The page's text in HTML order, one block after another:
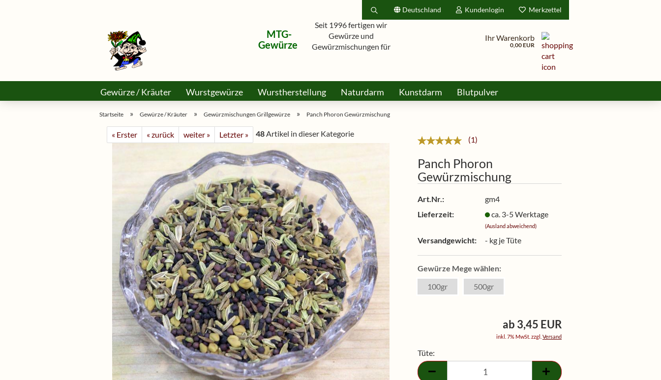
Deutschland
Lieferland
Kundenlogin
Passwort
Passwort vergessen?
Merkzettel
MTG-
Gewürze
Seit 1996 fertigen wir
Gewürze und
Gewürzmischungen für
Ihr Warenkorb
0,00 EUR
Gewürze / Kräuter Wurstgewürze Wurstherstellung Naturdarm Kunstdarm
Blutpulver
Käse Selber Machen
Asiamarkt Honig Bonbons & Lollis Dies & Das
Startseite » Gewürze / Kräuter » Gewürzmischungen Grillgewürze » Panch Phoron Gewürzmischung
« Erster « zurück weiter » Letzter » 48Artikel in dieser Kategorie
1
Panch Phoron
Gewürzmischung
Art.Nr.:
gm4
Lieferzeit:
ca. 3-5 Werktage
(Ausland abweichend)
Versandgewicht: - kg je Tüte
Gewürze Mege wählen:
100gr
500gr
ab 3,45 EUR
inkl. 7% MwSt. zzgl. Versand
Tüte:
Tüte